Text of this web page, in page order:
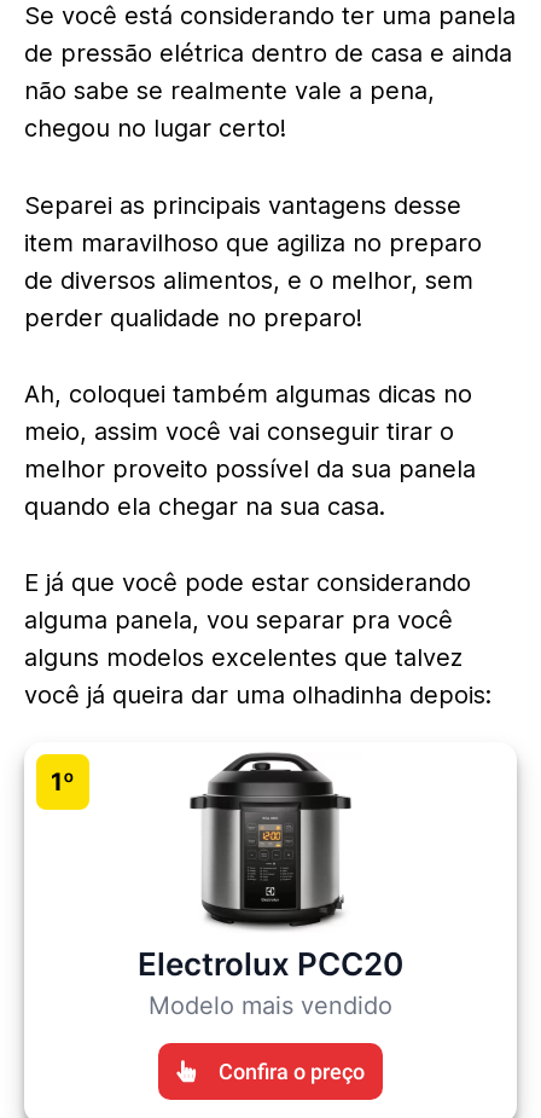
Se você está considerando ter uma panela
de pressão elétrica dentro de casa e ainda
não sabe se realmente vale a pena,
chegou no lugar certo!
Separei as principais vantagens desse
item maravilhoso que agiliza no preparo
de diversos alimentos, e o melhor, sem
perder qualidade no preparo!
Ah, coloquei também algumas dicas no
meio, assim você vai conseguir tirar o
melhor proveito possível da sua panela
quando ela chegar na sua casa.
E já que você pode estar considerando
alguma panela, vou separar pra você
alguns modelos excelentes que talvez
você já queira dar uma olhadinha depois:
1º
Electrolux PCC20
Modelo mais vendido
Confira o preço